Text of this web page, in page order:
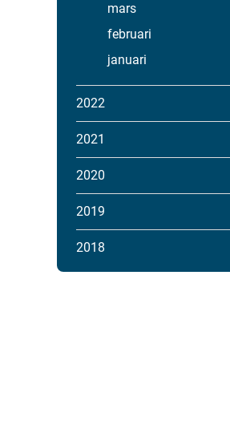
mars
februari
januari
2022
2021
2020
2019
2018